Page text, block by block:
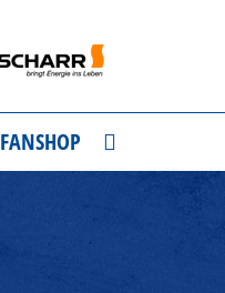
FANSHOP